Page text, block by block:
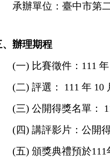
承辦單位：臺中市第
辦理期程
(一) 比賽徵件：111 年
(二) 評選： 111 年 10
(三) 公開得獎名單：
(四) 講評影片：公開
(五) 頒獎典禮預於111